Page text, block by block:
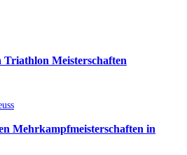
Triathlon Meisterschaften
Mehrkampfmeisterschaften in